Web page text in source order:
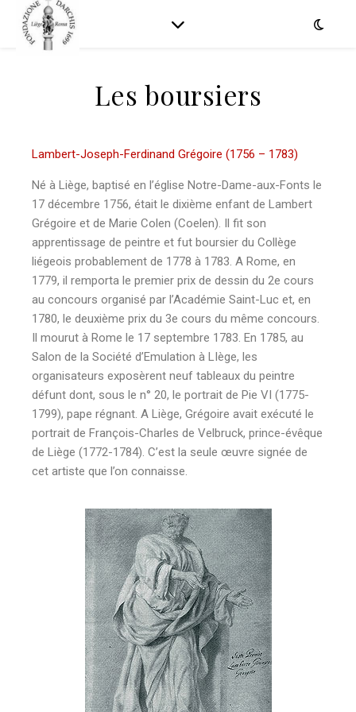
Les boursiers
Lambert-Joseph-Ferdinand Grégoire (1756 – 1783)
Né à Liège, baptisé en l’église Notre-Dame-aux-Fonts le
17 décembre 1756, était le dixième enfant de Lambert
Grégoire et de Marie Colen (Coelen). Il fit son
apprentissage de peintre et fut boursier du Collège
liégeois probablement de 1778 à 1783. A Rome, en
1779, il remporta le premier prix de dessin du 2e cours
au concours organisé par l’Académie Saint-Luc et, en
1780, le deuxième prix du 3e cours du même concours.
Il mourut à Rome le 17 septembre 1783. En 1785, au
Salon de la Société d’Emulation à LIège, les
organisateurs exposèrent neuf tableaux du peintre
défunt dont, sous le n° 20, le portrait de Pie VI (1775-
1799), pape régnant. A Liège, Grégoire avait exécuté le
portrait de François-Charles de Velbruck, prince-évêque
de Liège (1772-1784). C’est la seule œuvre signée de
cet artiste que l’on connaisse.